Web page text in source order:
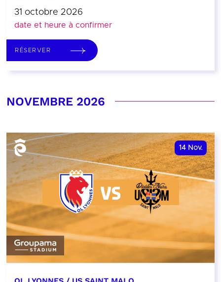
31 octobre 2026
date et heure à confirmer
RÉSERVER
NOVEMBRE 2026
14 Nov.